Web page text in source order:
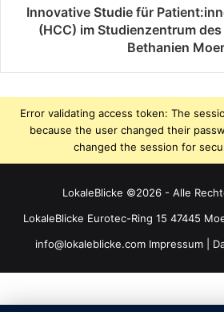
Innovative Studie für
(HCC) im Studienzentrum
Bethanien
Error validating access token: The
because the user changed their
changed the session for
LokaleBlicke ©2026 - Alle
LokaleBlicke Eurotec-Ring 15 47445
info@lokaleblicke.com Impressum